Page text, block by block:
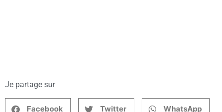
Je partage sur
Facebook Twitter WhatsApp